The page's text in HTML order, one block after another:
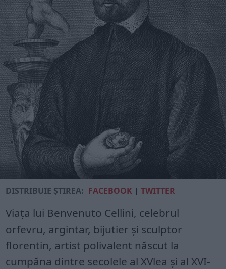
DISTRIBUIE ȘTIREA: FACEBOOK |TWITTER
Viața lui Benvenuto Cellini, celebrul
orfevru, argintar, bijutier şi sculptor
florentin, artist polivalent născut la
cumpăna dintre secolele al XVlea şi al XVI-